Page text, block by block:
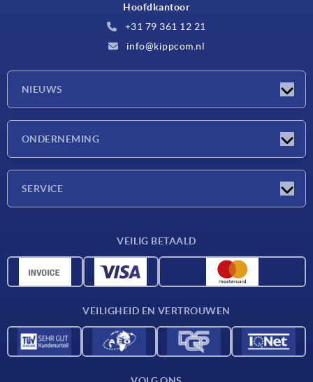
Hoofdkantoor
+31 79 361 12 21
info@kippcom.nl
NIEUWS
ONDERNEMING
SERVICE
CAD-gegevens
VEILIG BETAALD
VEILIGHEID EN VERTROUWEN